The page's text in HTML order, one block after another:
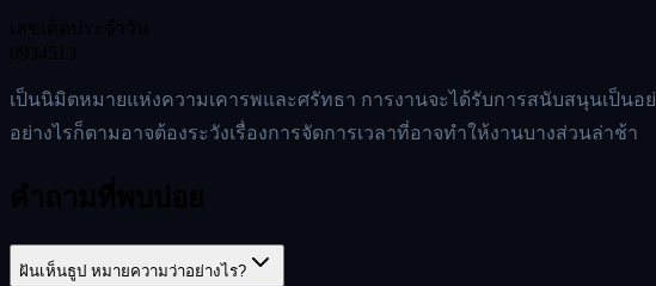
เป็นนิมิตหมายแห่งความเคารพและศรัทธา การงานจะได้รับการสนับสนุนเป็
อย่างไรก็ตามอาจต้องระวังเรื่องการจัดการเวลาที่อาจทำให้งานบางส่วนล่าช้า
ฝันเห็นธูป หมายความว่าอย่างไร?